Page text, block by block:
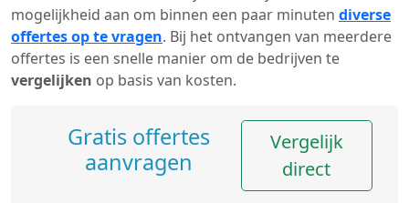
mogelijkheid aan om binnen een paar minuten diverse
offertes op te vragen. Bij het ontvangen van meerdere
offertes is een snelle manier om de bedrijven te
vergelijken op basis van kosten.
Gratis offertes
aanvragen
Vergelijk
direct